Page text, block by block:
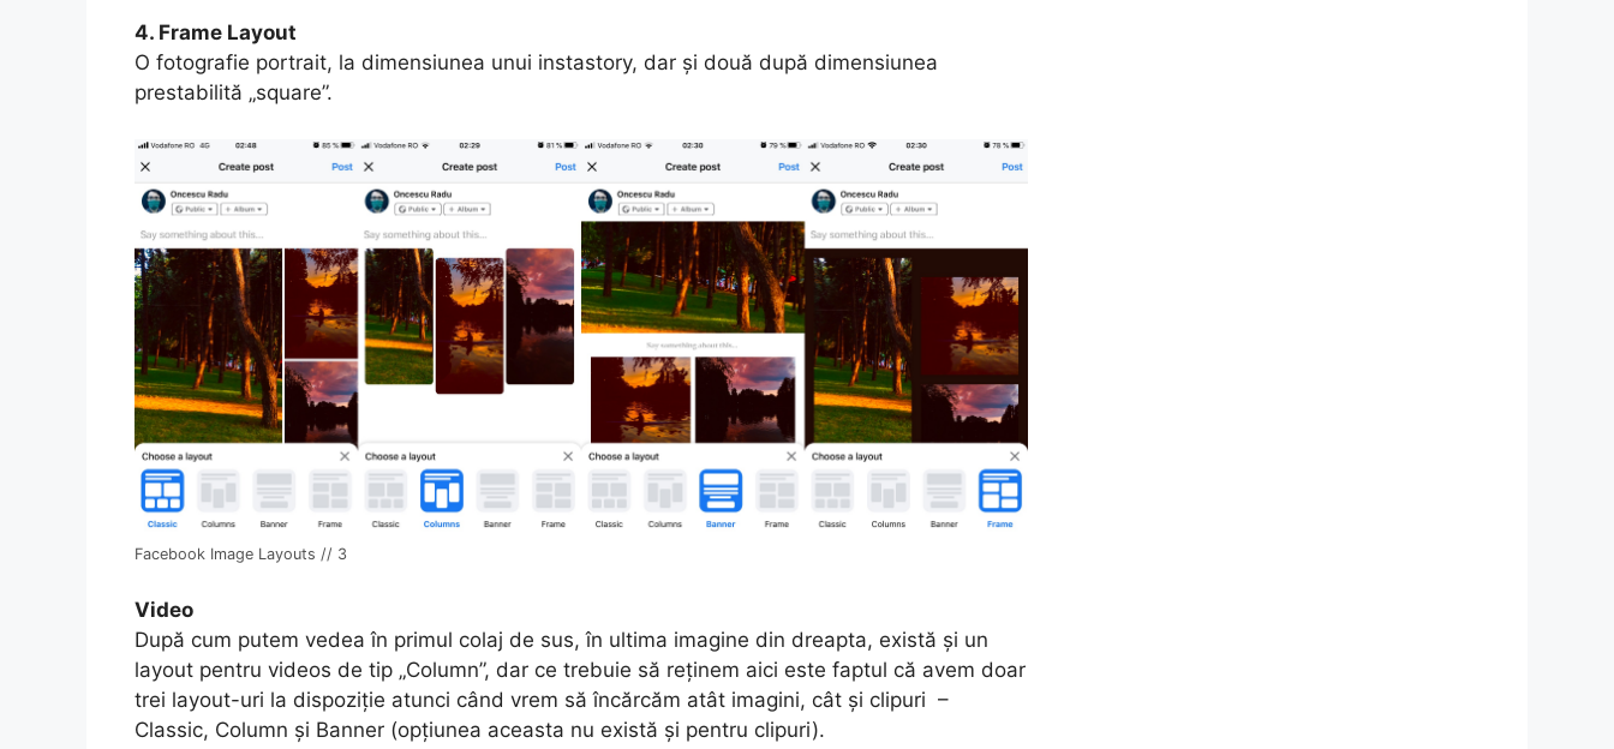
4. Frame Layout
O fotografie portrait, la dimensiunea unui instastory, dar și două după dimensiunea
prestabilită „square”.
Facebook Image Layouts // 3
Video
După cum putem vedea în primul colaj de sus, în ultima imagine din dreapta, există și un
layout pentru videos de tip „Column”, dar ce trebuie să reținem aici este faptul că avem doar
trei layout-uri la dispoziție atunci când vrem să încărcăm atât imagini, cât și clipuri –
Classic, Column și Banner (opțiunea aceasta nu există și pentru clipuri).